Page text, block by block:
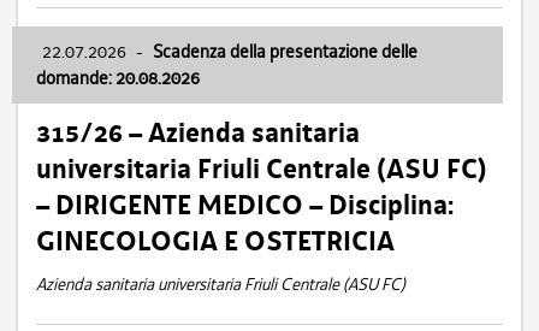
22.07.2026 - Scadenza della presentazione delle
domande: 20.08.2026
315/26 – Azienda sanitaria
universitaria Friuli Centrale (ASU FC)
– DIRIGENTE MEDICO – Disciplina:
GINECOLOGIA E OSTETRICIA
Azienda sanitaria universitaria Friuli Centrale (ASU FC)